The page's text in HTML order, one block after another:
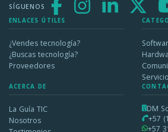
SÍGUENOS
ENLACES ÚTILES
¿Vendes tecnología?
¿Buscas tecnología?
Proveedores
ACERCA DE
La Guía TIC
Nosotros
DM
+57
+57